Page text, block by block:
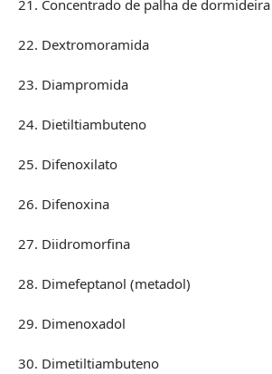
21. Concentrado de palha de dormideira
22. Dextromoramida
23. Diampromida
24. Dietiltiambuteno
25. Difenoxilato
26. Difenoxina
27. Diidromorfina
28. Dimefeptanol (metadol)
29. Dimenoxadol
30. Dimetiltiambuteno